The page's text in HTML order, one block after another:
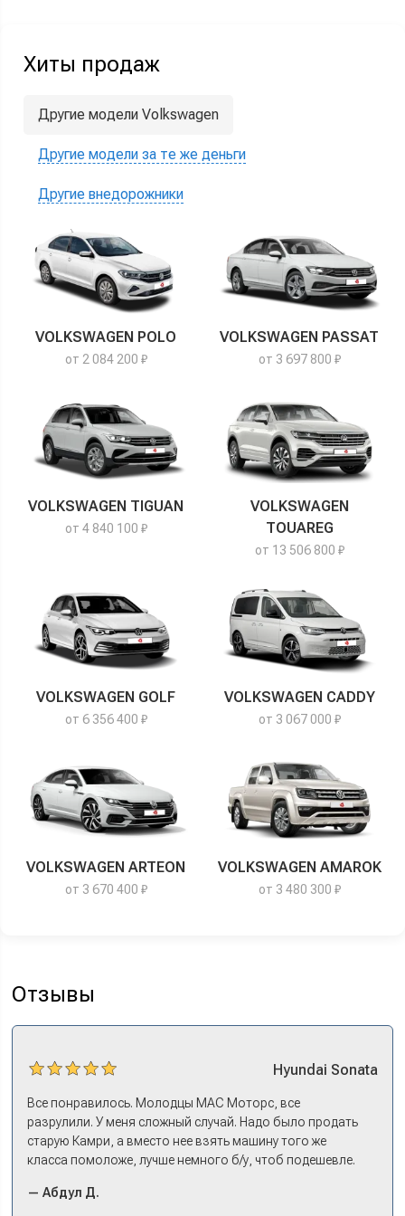
Хиты продаж
Другие модели Volkswagen
Другие модели за те же деньги
Другие внедорожники
VOLKSWAGEN POLO
от 2 084 200 ₽
VOLKSWAGEN PASSAT
от 3 697 800 ₽
VOLKSWAGEN TIGUAN
от 4 840 100 ₽
VOLKSWAGEN
TOUAREG
от 13 506 800 ₽
VOLKSWAGEN GOLF
от 6 356 400 ₽
VOLKSWAGEN CADDY
от 3 067 000 ₽
VOLKSWAGEN ARTEON
от 3 670 400 ₽
VOLKSWAGEN AMAROK
от 3 480 300 ₽
Отзывы
Hyundai Sonata
Все понравилось. Молодцы МАС Моторс, все
разрулили. У меня сложный случай. Надо было продать
старую Камри, а вместо нее взять машину того же
класса помоложе, лучше немного б/у, чтоб подешевле.
либо самому всем этим заниматься – а работать когда?
— Абдул Д.